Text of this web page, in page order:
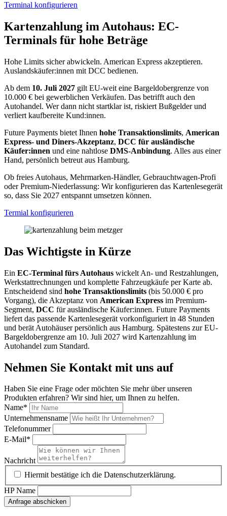
Terminal konfigurieren
Kartenzahlung im Autohaus: EC-
Terminals für hohe Beträge
Hohe Limits sicher abwickeln. American Express akzeptieren.
Auslandskäufer:innen mit DCC bedienen.
Ab dem 10. Juli 2027 gilt EU-weit eine Bargeldobergrenze von
10.000 € bei gewerblichen Verkäufen. Das betrifft auch den
Autohandel. Wer dann nicht startklar ist, riskiert Bußgelder und
verliert kaufbereite Kund:innen.
Future Payments bietet Ihnen hohe Transaktionslimits, American
Express- und Diners-Akzeptanz, DCC für ausländische
Käufer:innen und eine nahtlose DMS-Anbindung. Alles aus einer
Hand, persönlich betreut aus Hamburg.
Ob freies Autohaus, Mehrmarken-Händler, Gebrauchtwagen-Profi
oder Premium-Niederlassung: Wir konfigurieren das Kartenlesegerät
so, dass Sie 2027 entspannt umsetzen können.
Termial konfigurieren
Das Wichtigste in Kürze
Ein EC-Terminal fürs Autohaus wickelt An- und Restzahlungen,
Werkstattrechnungen und komplette Fahrzeugkäufe per Karte ab.
Entscheidend sind hohe Transaktionslimits (bis 50.000 € pro
Vorgang), die Akzeptanz von American Express im Premium-
Segment, DCC für ausländische Käufer:innen. Future Payments
liefert das passende Kartenlesegerät vorkonfiguriert in 48 Stunden
und berät Autohäuser persönlich aus Hamburg. Spätestens zur EU-
Bargeldobergrenze am 10. Juli 2027 wird Kartenzahlung im
Autohandel zum Standard.
Nehmen Sie Kontakt mit uns auf
Haben Sie eine Frage oder möchten Sie mehr über unseren
Produkten erfahren? Wir sind hier, um Ihnen zu helfen.
Name*
Unternehmensname
Telefonummer
E-Mail*
Nachricht
Hiermit bestätige ich die Datenschutzerklärung.
HP Name
Anfrage abschicken